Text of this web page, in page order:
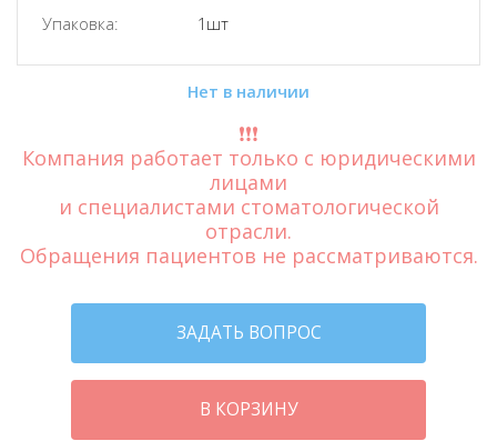
Упаковка:
1шт
Нет в наличии
❗️❗️❗️
Компания работает только с юридическими
лицами
и специалистами стоматологической
отрасли.
Обращения пациентов не рассматриваются.
ЗАДАТЬ ВОПРОС
В КОРЗИНУ